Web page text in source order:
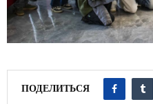
ПОДЕЛИТЬСЯ